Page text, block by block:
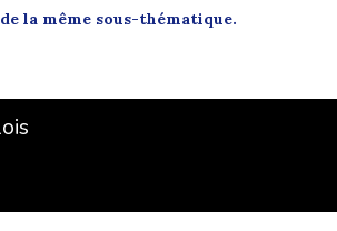
la même sous-thématique.